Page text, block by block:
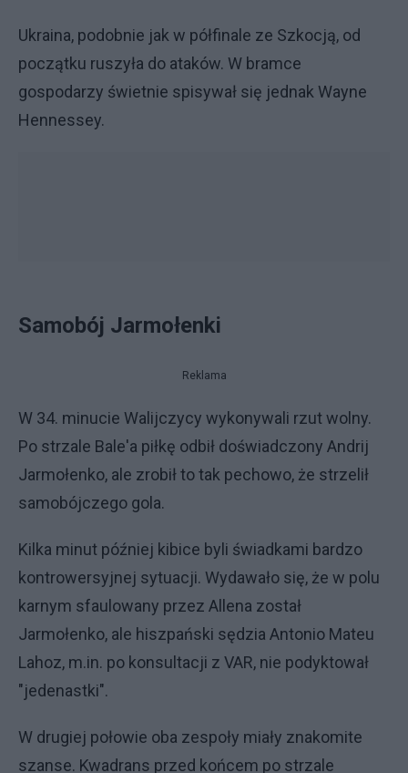
Ukraina, podobnie jak w półfinale ze Szkocją, od
początku ruszyła do ataków. W bramce
gospodarzy świetnie spisywał się jednak Wayne
Hennessey.
Samobój Jarmołenki
Reklama
W 34. minucie Walijczycy wykonywali rzut wolny.
Po strzale Bale'a piłkę odbił doświadczony Andrij
Jarmołenko, ale zrobił to tak pechowo, że strzelił
samobójczego gola.
Kilka minut później kibice byli świadkami bardzo
kontrowersyjnej sytuacji. Wydawało się, że w polu
karnym sfaulowany przez Allena został
Jarmołenko, ale hiszpański sędzia Antonio Mateu
Lahoz, m.in. po konsultacji z VAR, nie podyktował
"jedenastki".
W drugiej połowie oba zespoły miały znakomite
szanse. Kwadrans przed końcem po strzale